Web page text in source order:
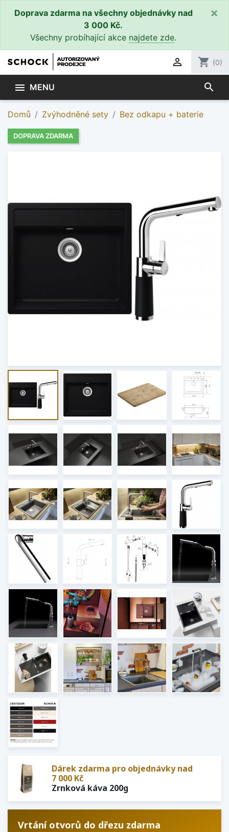
Doprava zdarma na všechny objednávky nad
3 000 Kč.
Všechny probíhající akce najdete zde.
×
 shopping_cart (0)
 MENU search
Domů Zvýhodněné sety Bez odkapu + baterie
DOPRAVA ZDARMA
Dárek zdarma pro objednávky nad
7 000 Kč
Zrnková káva 200g
Vrtání otvorů do dřezu zdarma